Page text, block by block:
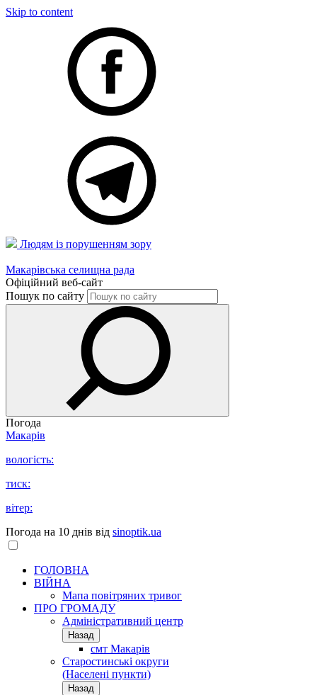
Skip to content
Людям із порушенням зору
Макарівська селищна рада
Офіційний веб-сайт
Пошук по сайту
Погода
Макарів
вологість:
тиск:
вітер:
Погода на 10 днів від sinoptik.ua
ГОЛОВНА
ВІЙНА
Мапа повітряних тривог
ПРО ГРОМАДУ
Aдміністративний центр
Назад
смт Макарів
Старостинські округи
(Населені пункти)
Назад